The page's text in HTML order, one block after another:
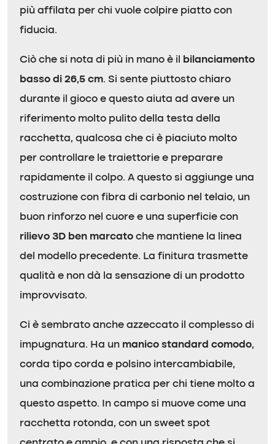
più affilata per chi vuole colpire piatto con
fiducia.
Ciò che si nota di più in mano è il
bilanciamento
basso di 26,5 cm. Si sente piuttosto chiaro
durante il gioco e questo aiuta ad avere un
riferimento molto pulito della testa della
racchetta, qualcosa che ci è piaciuto molto
per controllare le traiettorie e preparare
rapidamente il colpo. A questo si aggiunge una
costruzione con fibra di carbonio nel telaio, un
buon rinforzo nel cuore e una superficie con
rilievo 3D ben marcato che mantiene la linea
del modello precedente. La finitura trasmette
qualità e non dà la sensazione di un prodotto
improvvisato.
Ci è sembrato anche azzeccato il complesso di
impugnatura. Ha un manico standard comodo,
corda tipo corda e polsino intercambiabile,
una combinazione pratica per chi tiene molto a
questo aspetto. In campo si muove come una
racchetta rotonda, con un sweet spot